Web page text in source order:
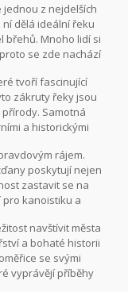
jednou z nejdelších
ní dělá ideální řeku
břehů. Mnoho lidí si
se zde nachází
nabízí průjezd
městy.
tvoří fascinující
zákruty řeky jsou
Samotná
a historickými
je hrad Střekov v
za jednu z
Čechách.
rájem.
poskytují nejen
zastavit se na
pro kanoistiku a
výletní lodě, které
řeky.
navštívit města
a bohaté historii
se svými
vyprávějí příběhy